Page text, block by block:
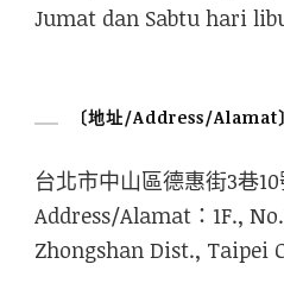
Jumat dan Sabtu hari
〔地址/Address/Alamat〕
台北市中山區德惠街3巷10
Address/Alamat：1F.,
Zhongshan Dist., Taipei